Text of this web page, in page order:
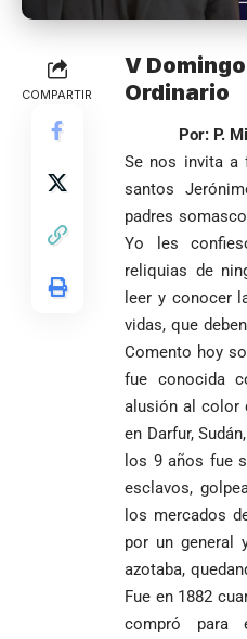
COMPARTIR
V
Ordinario
Por: P.
Se nos invita a
santos
padres
Yo les
reliquias de
leer y conocer
vidas, que
Comento hoy
fue conocida
alusión al color
en Darfur,
los 9 años fue
esclavos,
los mercados
por un general
azotaba,
Fue en 1882
compró para